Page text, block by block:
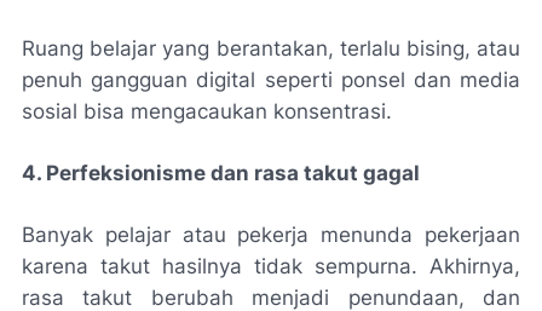
Ruang belajar yang berantakan, terlalu bising, atau
penuh gangguan digital seperti ponsel dan media
sosial bisa mengacaukan konsentrasi.
4. Perfeksionisme dan rasa takut gagal
Banyak pelajar atau pekerja menunda pekerjaan
karena takut hasilnya tidak sempurna. Akhirnya,
rasa takut berubah menjadi penundaan, dan